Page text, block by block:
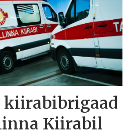
kiirabibrigaad
Kiirabil